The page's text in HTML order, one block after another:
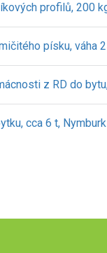
profilů, 200
písku, váha
z RD do
cca 6 t,